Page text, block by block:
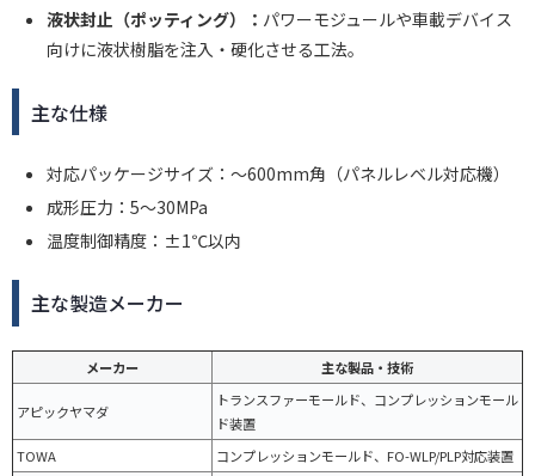
液状封止（ポッティング）： パワーモジュールや車載デバイス
向けに液状樹脂を注入・硬化させる工法。
主な仕様
対応パッケージサイズ：〜600mm角（パネルレベル対応機）
成形圧力：5〜30MPa
温度制御精度：±1℃以内
主な製造メーカー
メーカー 主な製品・技術
アピックヤマダ
トランスファーモールド、コンプレッションモール
ド装置
TOWA
コンプレッションモールド、FO-WLP/PLP対応装置